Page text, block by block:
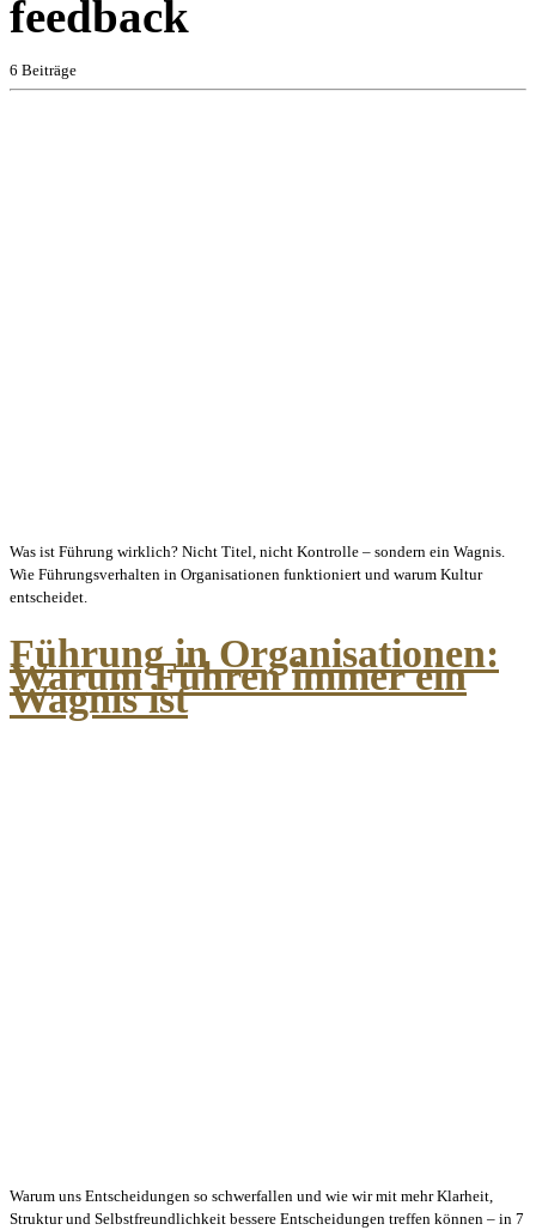
feedback
6 Beiträge
Was ist Führung wirklich? Nicht Titel, nicht Kontrolle – sondern ein Wagnis.
Wie Führungsverhalten in Organisationen funktioniert und warum Kultur
entscheidet.
Führung in Organisationen:
Warum Führen immer ein
Wagnis ist
Warum uns Entscheidungen so schwerfallen und wie wir mit mehr Klarheit,
Struktur und Selbstfreundlichkeit bessere Entscheidungen treffen können – in 7